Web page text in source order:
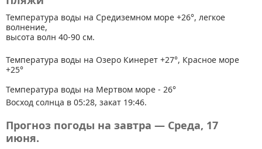
Температура воды на Средиземном море +26°, легкое
волнение,
высота волн 40-90 см.
Температура воды на Озеро Кинерет +27°, Красное море
+25°
Температура воды на Мертвом море - 26°
Восход солнца в 05:28, закат 19:46.
Прогноз погоды на завтра — Среда, 17
июня.